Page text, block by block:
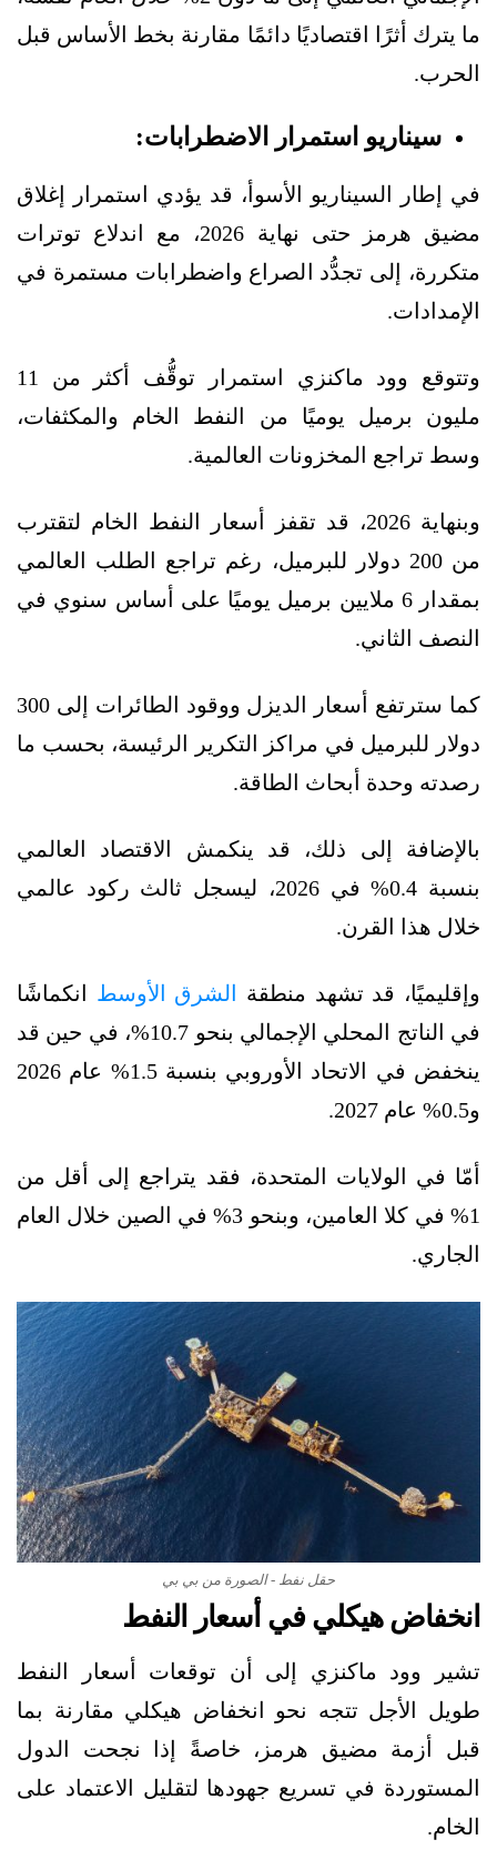
ما يترك أثرًا اقتصاديًا دائمًا مقارنة بخط الأساس قبل
الحرب.
سيناريو استمرار الاضطرابات:
في إطار السيناريو الأسوأ، قد يؤدي استمرار إغلاق
مضيق هرمز حتى نهاية 2026، مع اندلاع توترات
متكررة، إلى تجدُّد الصراع واضطرابات مستمرة في
الإمدادات.
وتتوقع وود ماكنزي استمرار توقُّف أكثر من 11
مليون برميل يوميًا من النفط الخام والمكثفات،
وسط تراجع المخزونات العالمية.
وبنهاية 2026، قد تقفز أسعار النفط الخام لتقترب
من 200 دولار للبرميل، رغم تراجع الطلب العالمي
بمقدار 6 ملايين برميل يوميًا على أساس سنوي في
النصف الثاني.
كما سترتفع أسعار الديزل ووقود الطائرات إلى 300
دولار للبرميل في مراكز التكرير الرئيسة، بحسب ما
رصدته وحدة أبحاث الطاقة.
بالإضافة إلى ذلك، قد ينكمش الاقتصاد العالمي
بنسبة 0.4% في 2026، ليسجل ثالث ركود عالمي
خلال هذا القرن.
وإقليميًا، قد تشهد منطقة الشرق الأوسط انكماشًا
في الناتج المحلي الإجمالي بنحو 10.7%، في حين قد
ينخفض في الاتحاد الأوروبي بنسبة 1.5% عام 2026
و0.5% عام 2027.
أمّا في الولايات المتحدة، فقد يتراجع إلى أقل من
1% في كلا العامين، وبنحو 3% في الصين خلال العام
الجاري.
حقل نفط - الصورة من بي بي
انخفاض هيكلي في أسعار النفط
تشير وود ماكنزي إلى أن توقعات أسعار النفط
طويل الأجل تتجه نحو انخفاض هيكلي مقارنة بما
قبل أزمة مضيق هرمز، خاصةً إذا نجحت الدول
المستوردة في تسريع جهودها لتقليل الاعتماد على
الخام.